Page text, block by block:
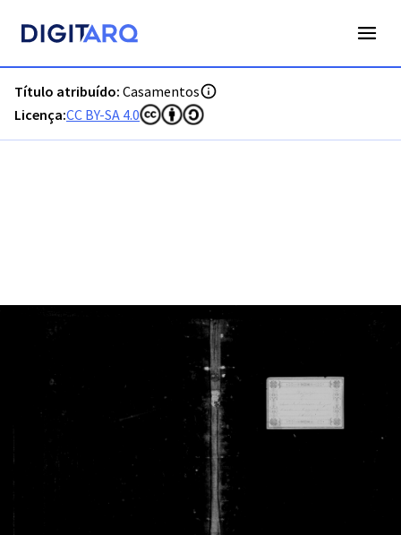
Título atribuído: Casamentos
Licença:CC BY-SA 4.0